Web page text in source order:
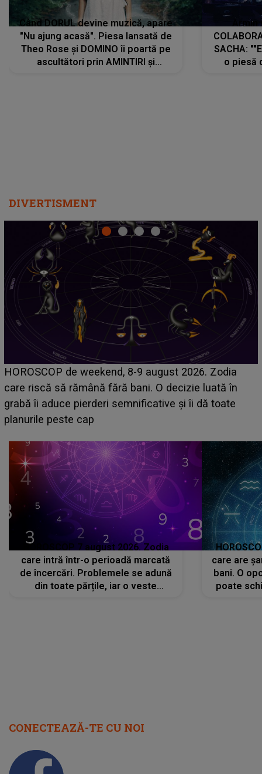
Când DORUL devine muzică, apare
"Nu ajung acasă". Piesa lansată de
Theo Rose și DOMINO îi poartă pe
ascultători prin AMINTIRI și
SACHA:
o piesă
DIVERTISMENT
Emanuel a ținut ACEST DETALIU ASCUNS până
acum! În fața Alexandrei, concurentul din Casa Iubirii
face o MĂRTURISIRE NEAȘTEPTATĂ despre mama
sa: "I-am spus și ei în față, eu nu te iubesc pentru
HOROSCOP 7 august 2026. Zodia
care intră într-o perioadă marcată
de încercări. Problemele se adună
din toate părțile, iar o veste
care are
bani. O
poate
CONECTEAZĂ-TE CU NOI